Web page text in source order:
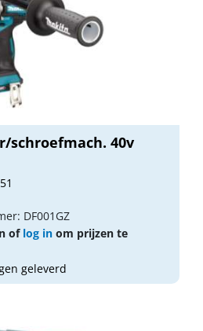
schroefmach. 40v
DF001GZ
of log in om prijzen te
geleverd